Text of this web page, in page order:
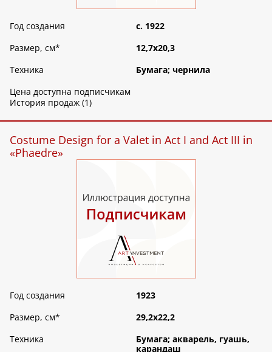
Год создания
c. 1922
Размер, см*
12,7х20,3
Техника
Бумага; чернила
Цена доступна подписчикам
История продаж (1)
Costume Design for a Valet in Act I and Act III in
«Phaedre»
Год создания
1923
Размер, см*
29,2х22,2
Техника
Бумага; акварель, гуашь,
карандаш